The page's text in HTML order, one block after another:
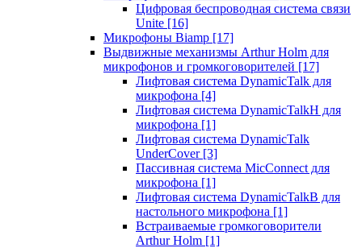
Цифровая беспроводная система связи
Unite [16]
Микрофоны Biamp [17]
Выдвижные механизмы Arthur Holm для
микрофонов и громкоговорителей [17]
Лифтовая система DynamicTalk для
микрофона [4]
Лифтовая система DynamicTalkH для
микрофона [1]
Лифтовая система DynamicTalk
UnderCover [3]
Пассивная система MicConnect для
микрофона [1]
Лифтовая система DynamicTalkB для
настольного микрофона [1]
Встраиваемые громкоговорители
Arthur Holm [1]